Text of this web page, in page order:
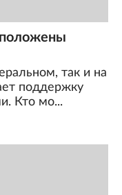
так и на
поддержку
Кто мо...